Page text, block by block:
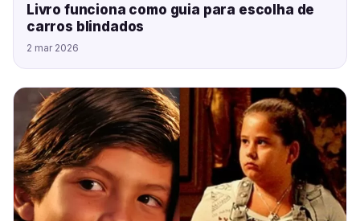
Livro funciona como guia para escolha de
carros blindados
2 mar 2026